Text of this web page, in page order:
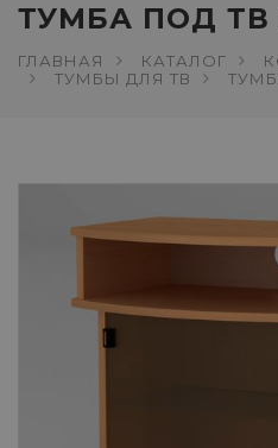
ТУМБА ПОД ТВ
ГЛАВНАЯ КАТАЛОГ
ТУМБЫ ДЛЯ ТВ